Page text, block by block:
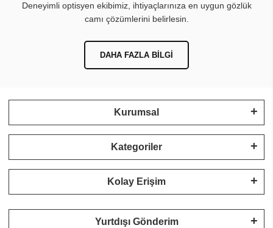
Deneyimli optisyen ekibimiz, ihtiyaçlarınıza en uygun gözlük
camı çözümlerini belirlesin.
DAHA FAZLA BILGI
Kurumsal
Kategoriler
Kolay Erişim
Yurtdışı Gönderim